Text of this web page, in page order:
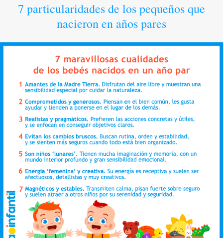
7 particularidades de los pequeños que
nacieron en años pares